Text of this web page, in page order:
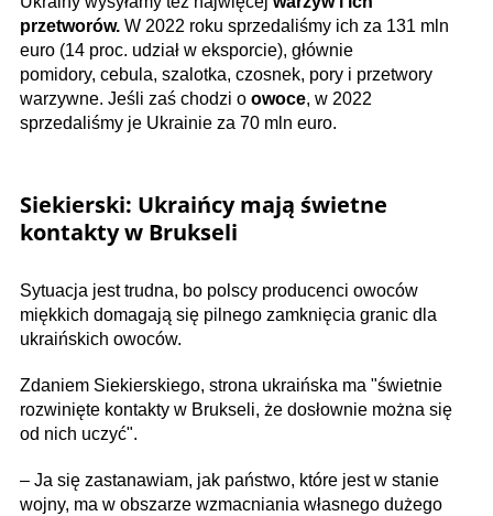
przetworów. W 2022 roku sprzedaliśmy ich za 131 mln
euro (14 proc. udział w eksporcie), głównie
pomidory, cebula, szalotka, czosnek, pory i przetwory
warzywne. Jeśli zaś chodzi o owoce, w 2022
sprzedaliśmy je Ukrainie za 70 mln euro.
Siekierski: Ukraińcy mają świetne
kontakty w Brukseli
Sytuacja jest trudna, bo polscy producenci owoców
miękkich domagają się pilnego zamknięcia granic dla
ukraińskich owoców.
Zdaniem Siekierskiego, strona ukraińska ma "świetnie
rozwinięte kontakty w Brukseli, że dosłownie można się
od nich uczyć".
– Ja się zastanawiam, jak państwo, które jest w stanie
wojny, ma w obszarze wzmacniania własnego dużego